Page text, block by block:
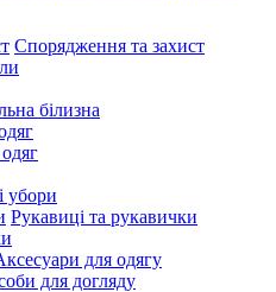
Спорядження та захист
білизна
убори
Рукавиці та рукавички
для одягу
для догляду